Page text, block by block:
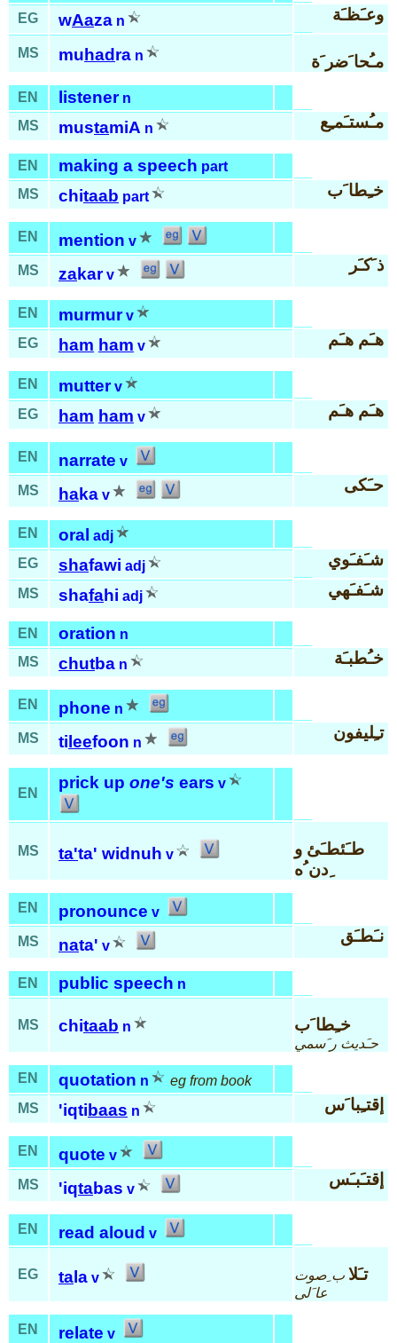
EG
wAaza n وعـَظـَة
MS muhad ra n مـُحا َضر َة
EN listener n
MS
mustamiA n مـُستـَمـِع
EN making a speech part
MS
chitaab part خـِطا َب
EN mention v
MS
zakar v
ذ َكـَر
EN murmur v
EG
ham ham v هـَم هـَم
EN mutter v
EG
ham ham v هـَم هـَم
EN narrate v
MS
haka v
حـَكى
EN oral adj
EG
shafawi adj شـَفـَوي
MS shafahi adj شـَفـَهي
EN oration n
MS
chutba n خـُطبـَة
EN phone n
MS
ti leefoon n
تـِليفون
EN
prick up one's ears v
MS ta'ta' widnuh v
طـَئطـَئ و
ِدن ُه
EN pronounce v
MS
nata' v
نـَطـَق
EN public speech n
MS chitaab n خـِطا َب
حـَديث ر َسمي
EN quotation n
eg from book
MS
'iqtibaas n إقتـِبا َس
EN quote v
MS
'iqtabas v
إقتـَبـَس
EN read aloud v
EG ta la v تـَلا ب ِصوت
عا َلى
EN relate v